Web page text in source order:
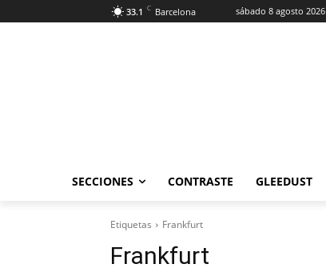
33.1 C Barcelona sábado 8 agosto 2026
SECCIONES CONTRASTE GLEEDUST
Etiquetas Frankfurt
Frankfurt